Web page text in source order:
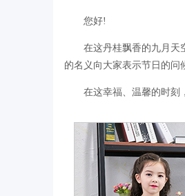
您好!
在这丹桂飘香的九月天
的名义向大家表示节日的问
在这幸福、温馨的时刻